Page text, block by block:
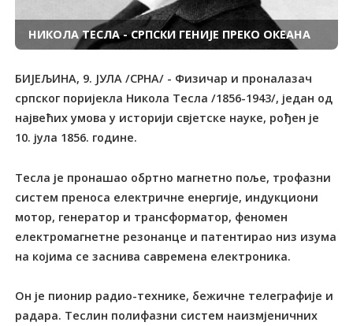
НИКОЛА ТЕСЛА - СРПСКИ ГЕНИЈЕ ПРЕКО ОКЕАНА
БИЈЕЉИНА, 9. ЈУЛА /СРНА/ - Физичар и проналазач
српског поријекла Никола Тесла /1856-1943/, један од
највећих умова у историји свјетске науке, рођен је
10. јула 1856. године.
Тесла је пронашао обртно магнетно поље, трофазни
систем преноса електричне енергије, индукциони
мотор, генератор и трансформатор, феномен
електромагнетне резонанце и патентирао низ изума
на којима се заснива савремена електроника.
Он је пионир радио-технике, бежичне телеграфије и
радара. Теслин полифазни систем наизмјеничних